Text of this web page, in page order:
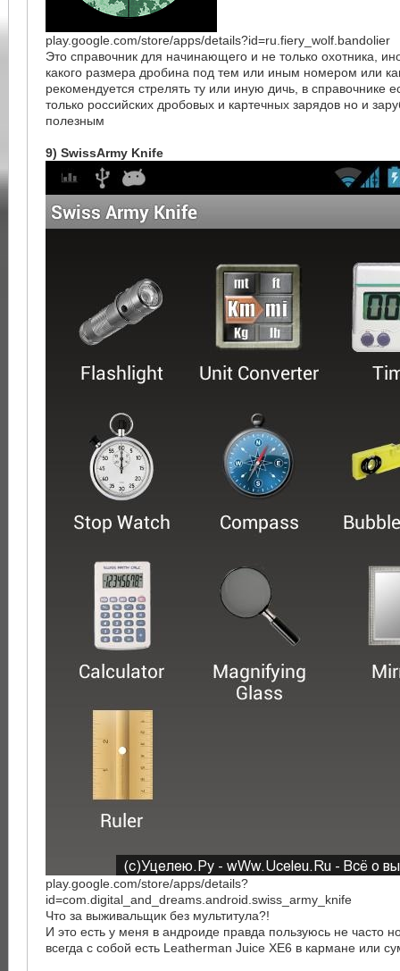
play.google.com/store/apps/details?id=ru.fiery_wolf.bandolier
Это справочник для начинающего и не только охотника,
какого размера дробина под тем или иным номером или
рекомендуется стрелять ту или иную дичь, в справочнике
только российских дробовых и картечных зарядов но и
полезным
9) SwissArmy Knife
play.google.com/store/apps/details?
id=com.digital_and_dreams.android.swiss_army_knife
Что за выживальщик без мультитула?!
И это есть у меня в андроиде правда пользуюсь не часто
всегда с собой есть Leatherman Juice XE6 в кармане или